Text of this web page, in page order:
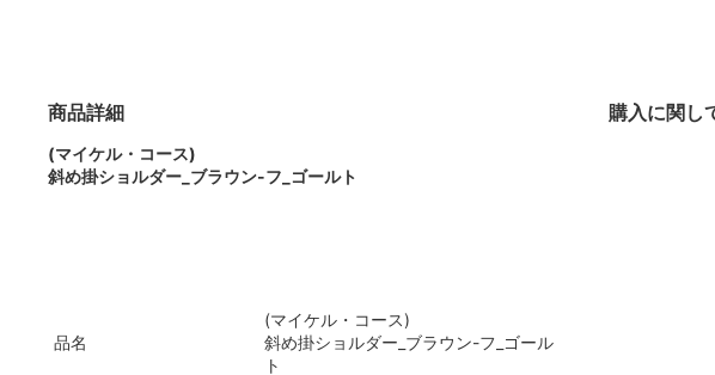
商品詳細 購入に関し
(マイケル・コース)
斜め掛ショルダー_ブラウン-フ_ゴールト
品名
(マイケル・コース)
斜め掛ショルダー_ブラウン-フ_ゴール
ト